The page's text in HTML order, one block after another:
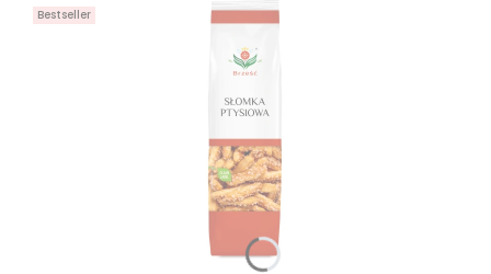
Bestseller